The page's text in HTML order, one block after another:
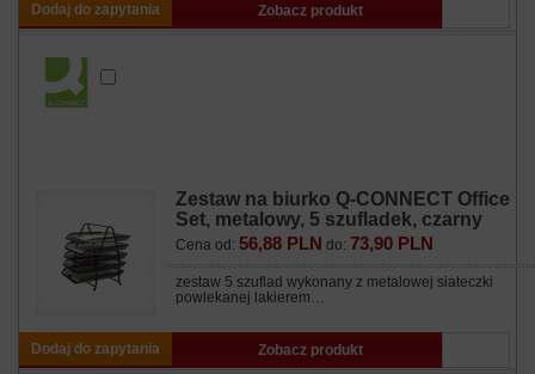
Dodaj do zapytania Zobacz produkt
Zestaw na biurko Q-CONNECT Office
Set, metalowy, 5 szufladek, czarny
Cena od: 56,88 PLN do: 73,90 PLN
zestaw 5 szuflad wykonany z metalowej siateczki
powlekanej lakierem…
Dodaj do zapytania Zobacz produkt